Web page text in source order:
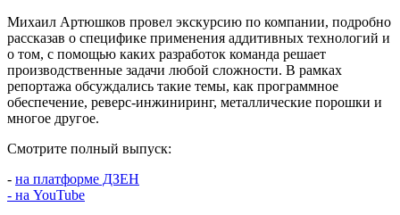
Михаил Артюшков провел экскурсию по компании, подробно
рассказав о специфике применения аддитивных технологий и
о том, с помощью каких разработок команда решает
производственные задачи любой сложности. В рамках
репортажа обсуждались такие темы, как программное
обеспечение, реверс-инжиниринг, металлические порошки и
многое другое.
Смотрите полный выпуск:
- на платформе ДЗЕН
- на YouTube